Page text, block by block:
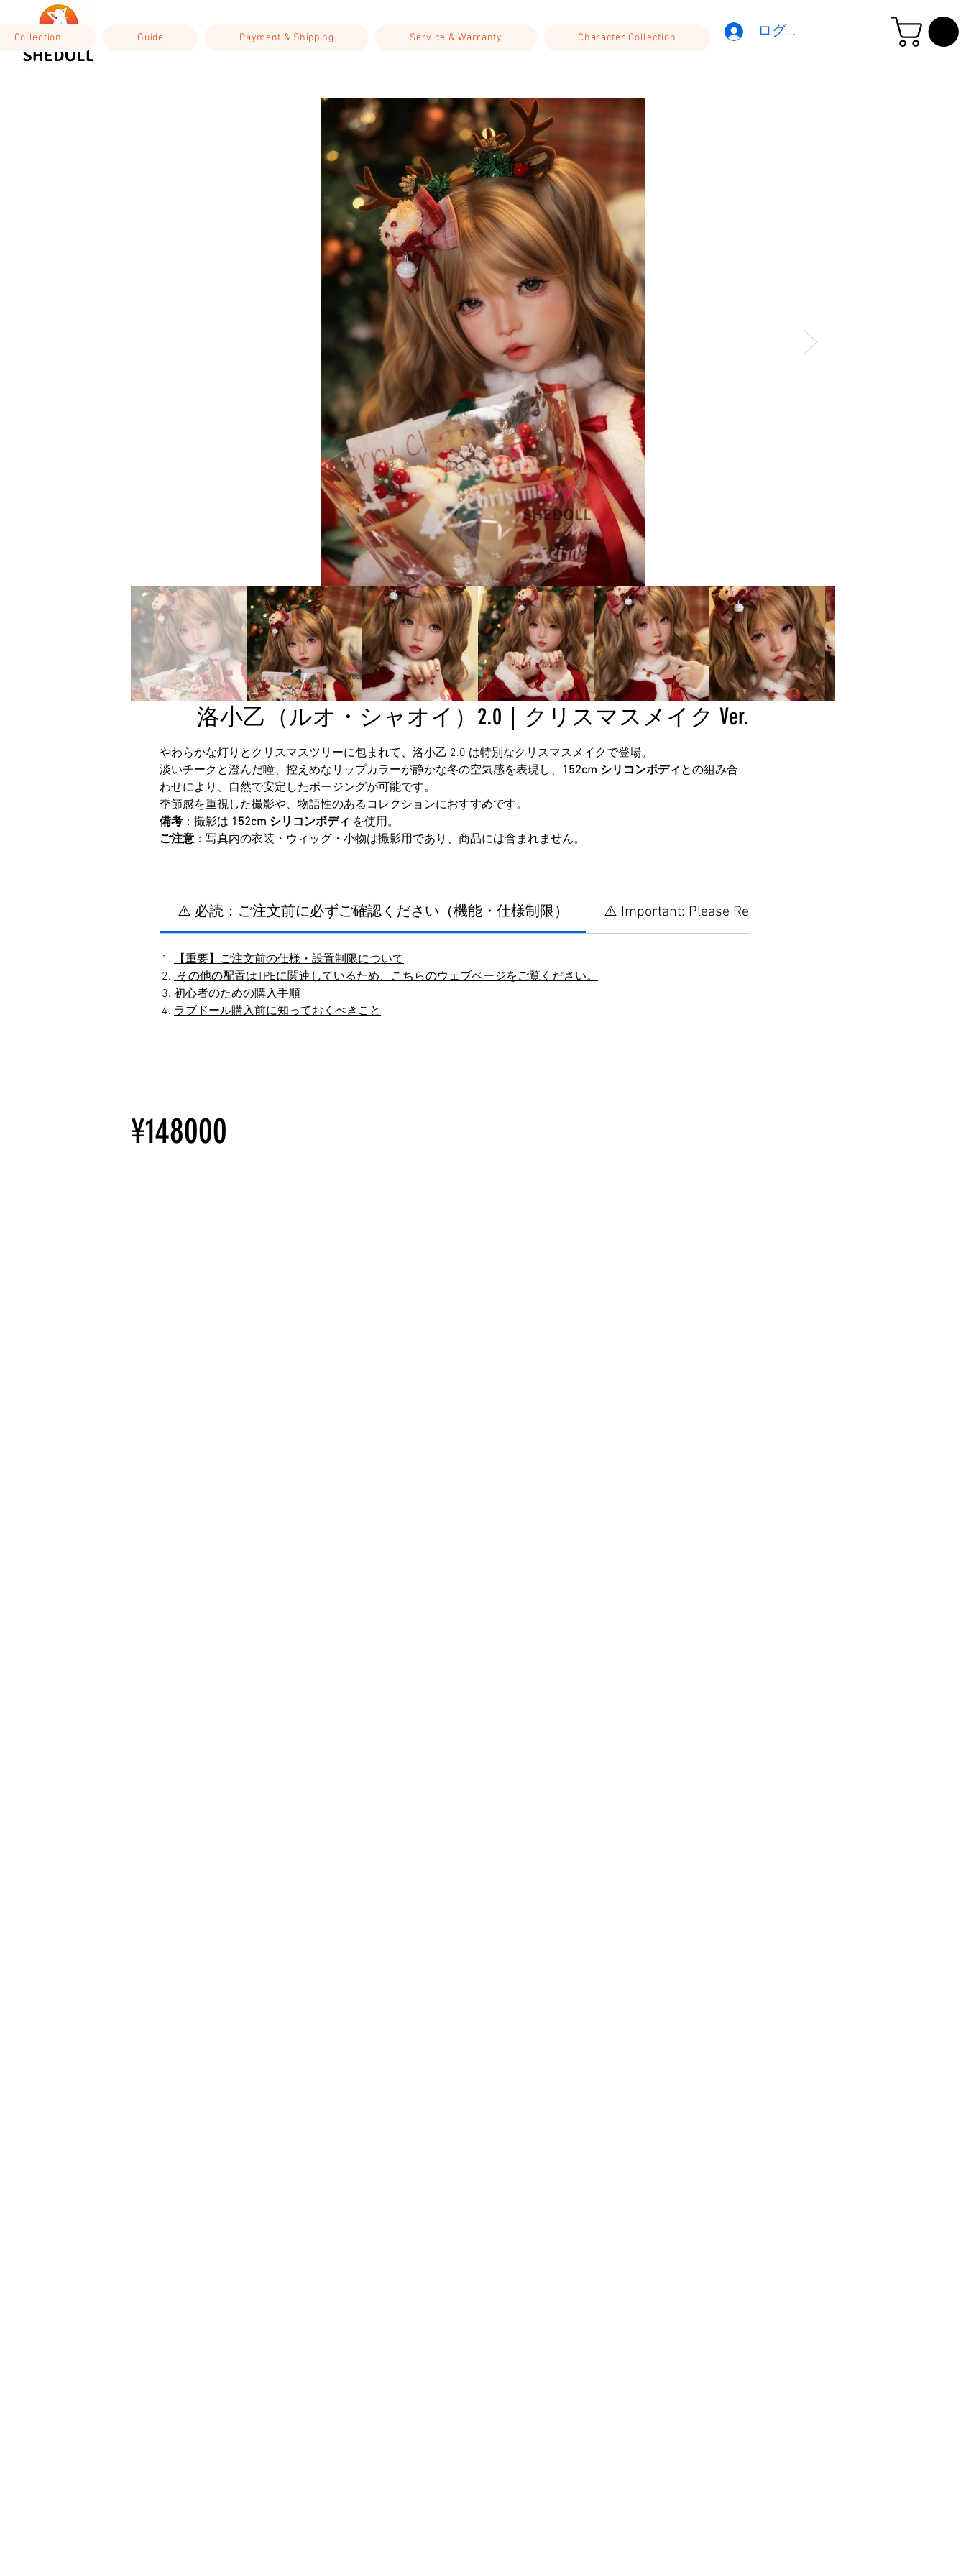
Collection Guide Payment & Shipping Service & Warranty Character Collection ログイン
洛小乙（ルオ・シャオイ）2.0｜クリスマスメイク Ver.
やわらかな灯りとクリスマスツリーに包まれて、洛小乙 2.0 は特別なクリスマスメイクで登場。
淡いチークと澄んだ瞳、控えめなリップカラーが静かな冬の空気感を表現し、 152cm シリコンボディ との組み合
わせにより、自然で安定したポージングが可能です。
季節感を重視した撮影や、物語性のあるコレクションにおすすめです。
備考 ：撮影は 152cm シリコンボディ を使用。
ご注意：写真内の衣装・ウィッグ・小物は撮影用であり、商品には含まれません。
⚠️ 必読：ご注文前に必ずご確認ください（機能・仕様制限） ⚠️ Important: Please Read Before Placing Your Orde
【重要】ご注文前の仕様・設置制限について
その他の配置はTPEに関連しているため、こちらのウェブページをご覧ください。
初心者のための購入手順
ラブドール購入前に知っておくべきこと
¥148000